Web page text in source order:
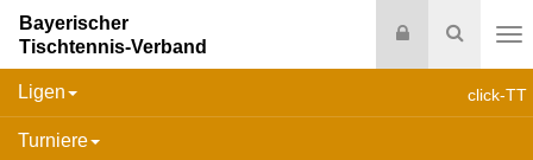
Suche
Login
Bayerischer
Tischtennis-Verband
click-TT
Ligen
Turniere